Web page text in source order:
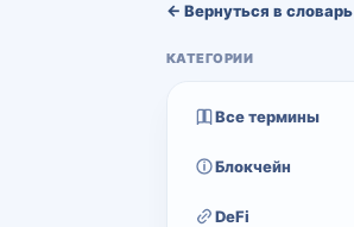
← Вернуться в словарь
КАТЕГОРИИ
Все термины
Блокчейн
DeFi